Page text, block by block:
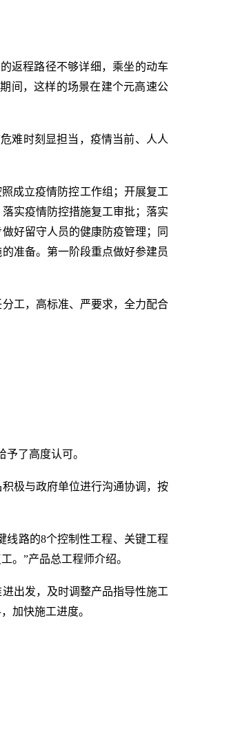
返程路径不够详细，乘坐的动车
间，这样的场景在建个元高速公
难时刻显担当，疫情当前、人人
成立疫情防控工作组；开展复工
实疫情防控措施复工审批；落实
好留守人员的健康防疫管理；同
准备。第一阶段重点做好参建员
工，高标准、严要求，全力配合
了高度认可。
极与政府单位进行沟通协调，按
线路的8个控制性工程、关键工程
。”产品总工程师介绍。
出发，及时调整产品指导性施工
加快施工进度。